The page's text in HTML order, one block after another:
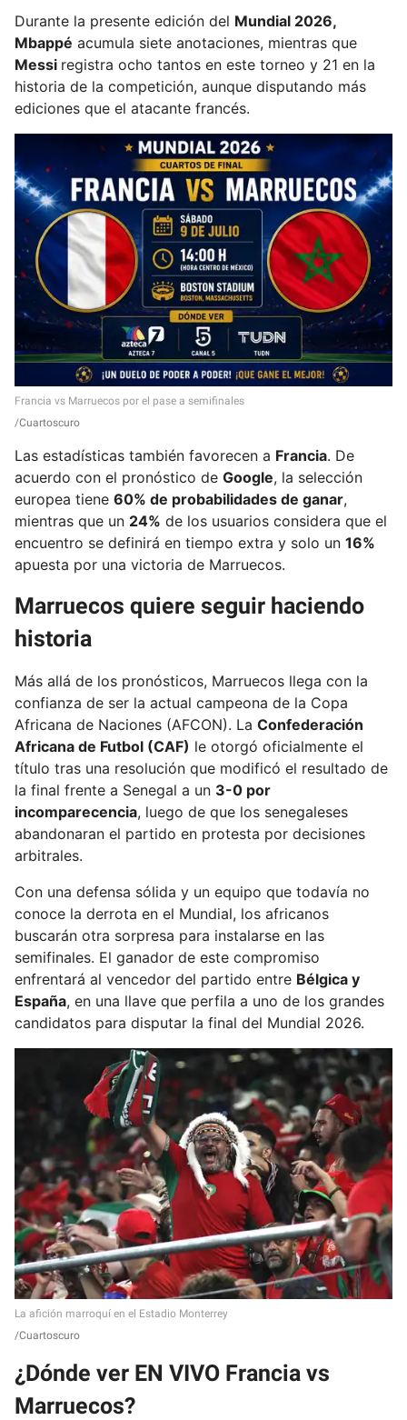
Durante la presente edición del Mundial 2026,
Mbappé acumula siete anotaciones, mientras que
Messi registra ocho tantos en este torneo y 21 en la
historia de la competición, aunque disputando más
ediciones que el atacante francés.
Francia vs Marruecos por el pase a semifinales
Cuartoscuro
Las estadísticas también favorecen a Francia. De
acuerdo con el pronóstico de Google, la selección
europea tiene 60% de probabilidades de ganar,
mientras que un 24% de los usuarios considera que el
encuentro se definirá en tiempo extra y solo un 16%
apuesta por una victoria de Marruecos.
Marruecos quiere seguir haciendo
historia
Más allá de los pronósticos, Marruecos llega con la
confianza de ser la actual campeona de la Copa
Africana de Naciones (AFCON). La Confederación
Africana de Futbol (CAF) le otorgó oficialmente el
título tras una resolución que modificó el resultado de
la final frente a Senegal a un 3-0 por
incomparecencia, luego de que los senegaleses
abandonaran el partido en protesta por decisiones
arbitrales.
Con una defensa sólida y un equipo que todavía no
conoce la derrota en el Mundial, los africanos
buscarán otra sorpresa para instalarse en las
semifinales. El ganador de este compromiso
enfrentará al vencedor del partido entre Bélgica y
España, en una llave que perfila a uno de los grandes
candidatos para disputar la final del Mundial 2026.
La afición marroquí en el Estadio Monterrey
Cuartoscuro
¿Dónde ver EN VIVO Francia vs
Marruecos?